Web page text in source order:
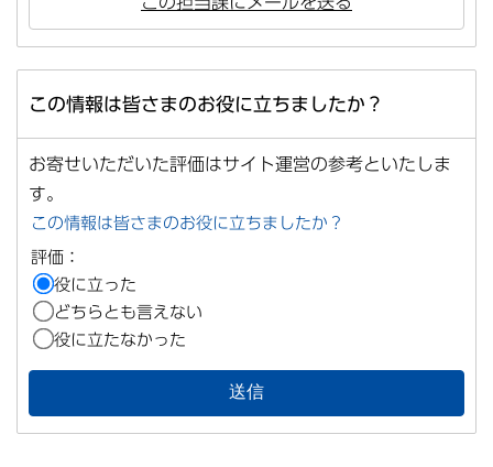
この情報は皆さまのお役に立ちましたか？
お寄せいただいた評価はサイト運営の参考といたしま
す。
この情報は皆さまのお役に立ちましたか？
評価：
役に立った
どちらとも言えない
役に立たなかった